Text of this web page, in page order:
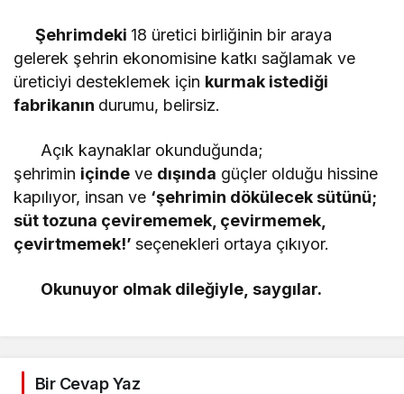
Şehrimdeki 18 üretici birliğinin bir araya
gelerek şehrin ekonomisine katkı sağlamak ve
üreticiyi desteklemek için kurmak istediği
fabrikanın durumu, belirsiz.
Açık kaynaklar okunduğunda;
şehrimin içinde ve dışında güçler olduğu hissine
kapılıyor, insan ve ‘şehrimin dökülecek sütünü;
süt tozuna çevirememek, çevirmemek,
çevirtmemek!’seçenekleri ortaya çıkıyor.
Okunuyor olmak dileğiyle, saygılar.
Bir Cevap Yaz